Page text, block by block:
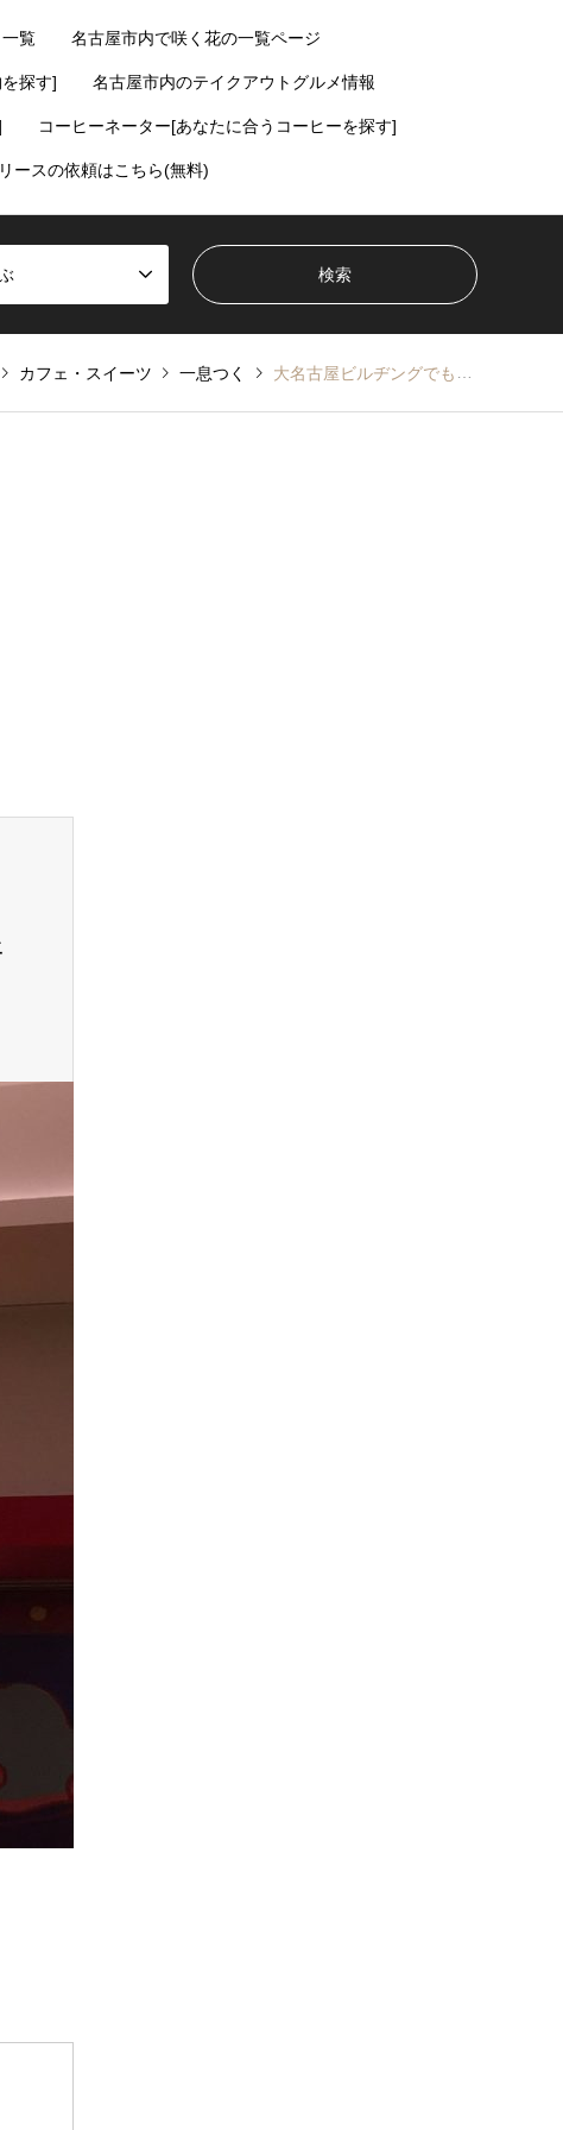
覧 名古屋市内で咲く花の一覧ページ
探す] 名古屋市内のテイクアウトグルメ情報
コーヒーネーター[あなたに合うコーヒーを探す]
ースの依頼はこちら(無料)
カフェ・スイーツ 一息つく 大名古屋ビルヂングでもタピオカ！灯by台湾甜品研究所【名駅】